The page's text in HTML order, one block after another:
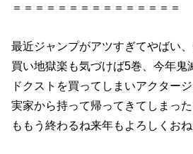
＝＝＝＝＝＝＝＝＝＝＝＝＝＝＝
最近ジャンプがアツすぎてやばい
買い地獄楽も気づけば5巻、今年鬼
ドクストを買ってしまいアクター
実家から持って帰ってきてしまっ
ももう終わるね来年もよろしくお